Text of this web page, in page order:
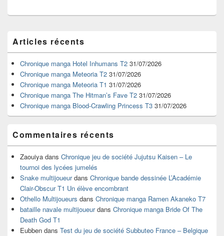
principale
de
widget
pour
barre
latérale
Articles récents
Chronique manga Hotel Inhumans T2 31/07/2026
Chronique manga Meteoria T2 31/07/2026
Chronique manga Meteoria T1 31/07/2026
Chronique manga The Hitman’s Fave T2 31/07/2026
Chronique manga Blood-Crawling Princess T3 31/07/2026
Commentaires récents
Zaouiya dans Chronique jeu de société Jujutsu Kaisen – Le
tournoi des lycées jumelés
Snake multijoueurdans Chronique bande dessinée L’Académie
Clair-Obscur T1 Un élève encombrant
Othello Multijoueurs dans Chronique manga Ramen Akaneko T7
bataille navale multijoueurdans Chronique manga Bride Of The
Death God T1
Eubben dans Test du jeu de société Subbuteo France – Belgique